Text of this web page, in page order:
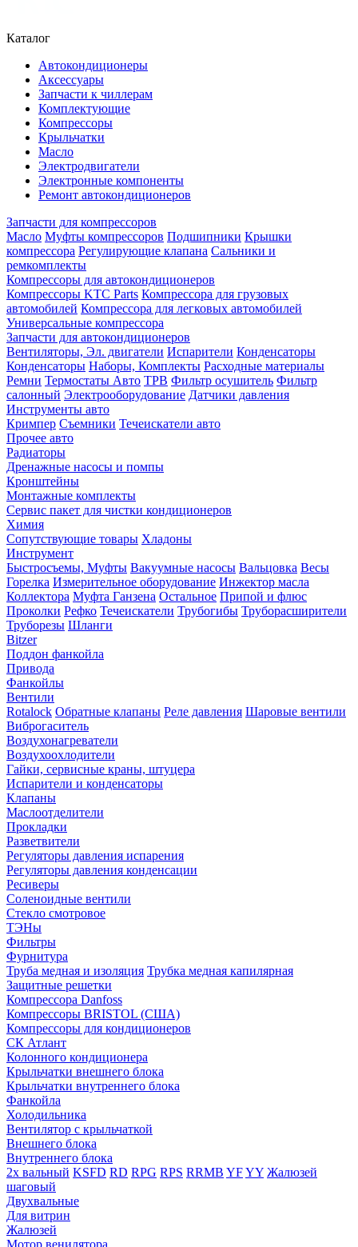
Каталог
Автокондиционеры
Аксессуары
Запчасти к чиллерам
Комплектующие
Компрессоры
Крыльчатки
Масло
Электродвигатели
Электронные компоненты
Ремонт автокондиционеров
Запчасти для компрессоров
Масло Муфты компрессоров Подшипники Крышки
компрессора Регулирующие клапана Сальники и
ремкомплекты
Компрессоры для автокондиционеров
Компрессоры KTC Parts Компрессора для грузовых
автомобилей Компрессора для легковых автомобилей
Универсальные компрессора
Запчасти для автокондиционеров
Вентиляторы, Эл. двигатели Испарители Конденсаторы
Конденсаторы Наборы, Комплекты Расходные материалы
Ремни Термостаты Авто ТРВ Фильтр осушитель Фильтр
салонный Электрооборудование Датчики давления
Инструменты авто
Кримпер Съемники Течеискатели авто
Прочее авто
Радиаторы
Дренажные насосы и помпы
Кронштейны
Монтажные комплекты
Сервис пакет для чистки кондиционеров
Химия
Сопутствующие товары Хладоны
Инструмент
Быстросъемы, Муфты Вакуумные насосы Вальцовка Весы
Горелка Измерительное оборудование Инжектор масла
Коллектора Муфта Ганзена Остальное Припой и флюс
Проколки Рефко Течеискатели Трубогибы Труборасширители
Труборезы Шланги
Bitzer
Поддон фанкойла
Привода
Фанкойлы
Вентили
Rotalock Обратные клапаны Реле давления Шаровые вентили
Виброгаситель
Воздухонагреватели
Воздухоохлодители
Гайки, сервисные краны, штуцера
Испарители и конденсаторы
Клапаны
Маслоотделители
Прокладки
Разветвители
Регуляторы давления испарения
Регуляторы давления конденсации
Ресиверы
Соленоидные вентили
Стекло смотровое
ТЭНы
Фильтры
Фурнитура
Труба медная и изоляция Трубка медная капилярная
Защитные решетки
Компрессора Danfoss
Компрессоры BRISTOL (США)
Компрессоры для кондиционеров
СК Атлант
Колонного кондиционера
Крыльчатки внешнего блока
Крыльчатки внутреннего блока
Фанкойла
Холодильника
Вентилятор с крыльчаткой
Внешнего блока
Внутреннего блока
2х вальный KSFD RD RPG RPS RRMB YFYY Жалюзей
шаговый
Двухвальные
Для витрин
Жалюзей
Мотор венилятора